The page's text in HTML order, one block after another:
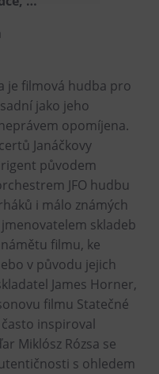
je filmová hudba pro
jako jeho
opomíjena.
Janáčkovy
původem
JFO hudbu
i málo známých
skladeb
filmu, ke
v původu jejich
James Horner,
filmu Statečné
inspiroval
Miklósz Rózsa se
s ohledem